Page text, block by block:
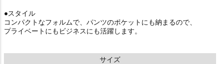
●スタイル
コンパクトなフォルムで、パンツのポケットにも納まるので、
プライベートにもビジネスにも活躍します。
サイズ